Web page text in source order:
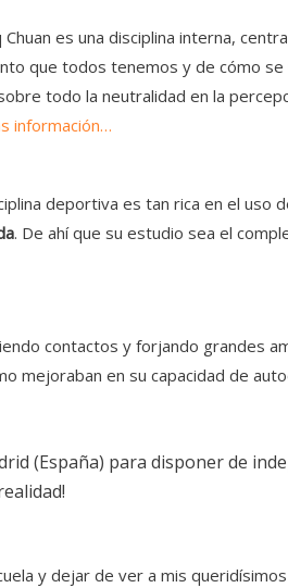
es una disciplina interna,
que todos tenemos y de cómo se
todo la neutralidad en la
información…
deportiva es tan rica en el uso
. De ahí que su estudio sea el
contactos y forjando grandes
mejoraban en su capacidad de
(España) para disponer de
y dejar de ver a mis